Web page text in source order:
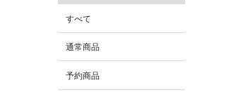
すべて
通常商品
予約商品